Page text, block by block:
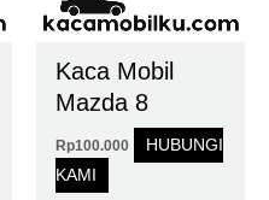
Kaca Mobil
Mazda 8
Rp100.000
HUBUNGI
KAMI